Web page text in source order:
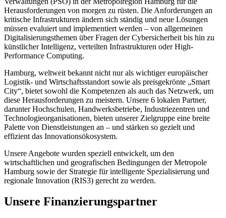
Herausforderungen von morgen zu rüsten. Die Anforderungen an
kritische Infrastrukturen ändern sich ständig und neue Lösungen
müssen evaluiert und implementiert werden – von allgemeinen
Digitalisierungsthemen über Fragen der Cybersicherheit bis hin zu
künstlicher Intelligenz, verteilten Infrastrukturen oder High-
Performance Computing.
Hamburg, weltweit bekannt nicht nur als wichtiger europäischer
Logistik- und Wirtschaftsstandort sowie als preisgekrönte „Smart
City“, bietet sowohl die Kompetenzen als auch das Netzwerk, um
diese Herausforderungen zu meistern. Unsere 6 lokalen Partner,
darunter Hochschulen, Handwerksbetriebe, Industriezentren und
Technologieorganisationen, bieten unserer Zielgruppe eine breite
Palette von Dienstleistungen an – und stärken so gezielt und
effizient das Innovationsökosystem.
Unsere Angebote wurden speziell entwickelt, um den
wirtschaftlichen und geografischen Bedingungen der Metropole
Hamburg sowie der Strategie für intelligente Spezialisierung und
regionale Innovation (RIS3) gerecht zu werden.
Unsere Finanzierungspartner